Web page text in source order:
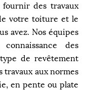
fournir des travaux
votre toiture et le
avez. Nos équipes
des
de revêtement
travaux aux normes
en pente ou plate